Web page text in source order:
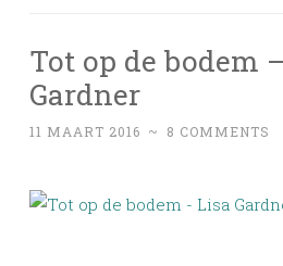
Tot op de bodem
Gardner
11 MAART 2016 ~ 8 COMMENTS